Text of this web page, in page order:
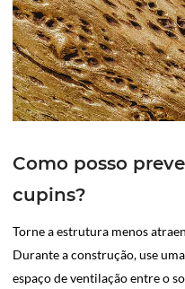
Como posso
cupins?
Torne a estrutura menos
Durante a construção, use
espaço de ventilação entre o